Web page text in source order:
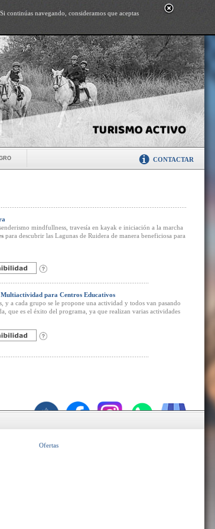
continúas navegando, consideramos que aceptas
CONTACTAR
mindfullness, travesía en kayak e iniciación a la marcha
para descubrir las Lagunas de Ruidera de manera beneficiosa para
para Centros Educativos
y a cada grupo se le propone una actividad y todos van pasando
que es el éxito del programa, ya que realizan varias actividades
Ofertas